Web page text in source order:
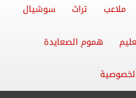
ملاعب تراث سوشيال
هموم الصعايدة